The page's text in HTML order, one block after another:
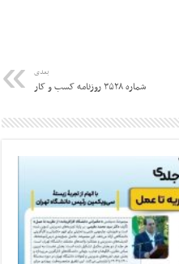
بعدی
شماره ۳۵۲۸ روزنامه کسب و کار